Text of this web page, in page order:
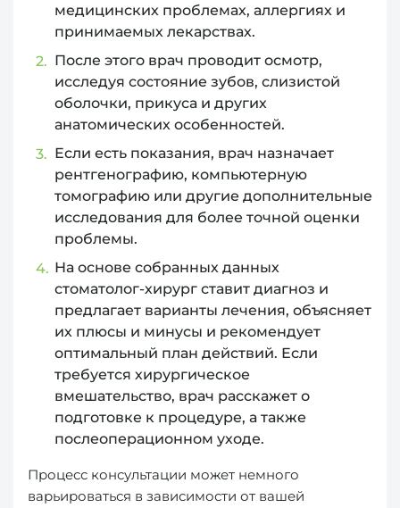
медицинских проблемах, аллергиях и
принимаемых лекарствах.
После этого врач проводит осмотр,
исследуя состояние зубов, слизистой
оболочки, прикуса и других
анатомических особенностей.
Если есть показания, врач назначает
рентгенографию, компьютерную
томографию или другие дополнительные
исследования для более точной оценки
проблемы.
На основе собранных данных
стоматолог-хирург ставит диагноз и
предлагает варианты лечения, объясняет
их плюсы и минусы и рекомендует
оптимальный план действий. Если
требуется хирургическое
вмешательство, врач расскажет о
подготовке к процедуре, а также
послеоперационном уходе.
Процесс консультации может немного
варьироваться в зависимости от вашей